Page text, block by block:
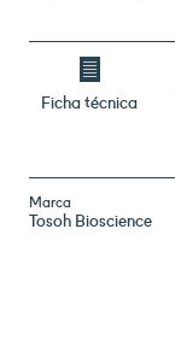
Ficha técnica
Marca
Tosoh Bioscience